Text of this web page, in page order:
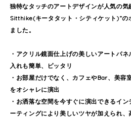
独特なタッチのアートデザインが人気の
Sitthike(キータタット・シティケット)”の
ました。
・アクリル鏡面仕上げの美しいアートパ
入れも簡単、ピッタリ
・お部屋だけでなく、カフェやBar、美容
をオシャレに演出
・お洒落な空間を今すぐに演出できるイ
ーティングにより美しいツヤが加えられ、